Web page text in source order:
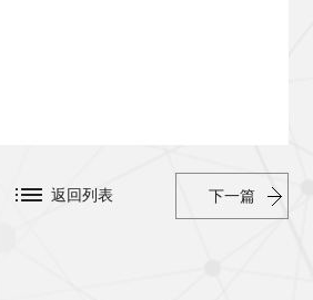
下一篇
返回列表